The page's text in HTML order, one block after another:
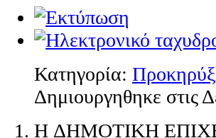
Κατηγορία:
Δημιουργηθηκε στις
H ΔΗΜΟΤΙΚΗ